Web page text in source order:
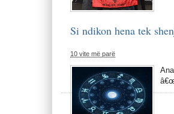
Si ndikon hena tek
10 vite më parë